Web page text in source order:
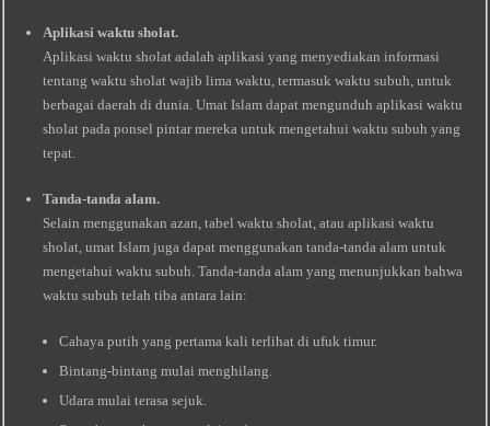
Aplikasi waktu sholat.
Aplikasi waktu sholat adalah aplikasi yang menyediakan informasi
tentang waktu sholat wajib lima waktu, termasuk waktu subuh, untuk
berbagai daerah di dunia. Umat Islam dapat mengunduh aplikasi waktu
sholat pada ponsel pintar mereka untuk mengetahui waktu subuh yang
tepat.
Tanda-tanda alam.
Selain menggunakan azan, tabel waktu sholat, atau aplikasi waktu
sholat, umat Islam juga dapat menggunakan tanda-tanda alam untuk
mengetahui waktu subuh. Tanda-tanda alam yang menunjukkan bahwa
waktu subuh telah tiba antara lain:
Cahaya putih yang pertama kali terlihat di ufuk timur.
Bintang-bintang mulai menghilang.
Udara mulai terasa sejuk.